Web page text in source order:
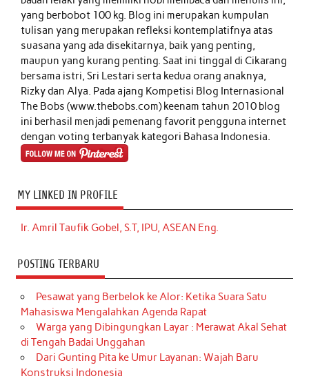
yang berbobot 100 kg. Blog ini merupakan kumpulan
tulisan yang merupakan refleksi kontemplatifnya atas
suasana yang ada disekitarnya, baik yang penting,
maupun yang kurang penting. Saat ini tinggal di Cikarang
bersama istri, Sri Lestari serta kedua orang anaknya,
Rizky dan Alya. Pada ajang Kompetisi Blog Internasional
The Bobs (www.thebobs.com) keenam tahun 2010 blog
ini berhasil menjadi pemenang favorit pengguna internet
dengan voting terbanyak kategori Bahasa Indonesia.
MY LINKED IN PROFILE
Ir. Amril Taufik Gobel, S.T, IPU, ASEAN Eng.
POSTING TERBARU
Pesawat yang Berbelok ke Alor: Ketika Suara Satu
Mahasiswa Mengalahkan Agenda Rapat
Warga yang Dibingungkan Layar : Merawat Akal Sehat
di Tengah Badai Unggahan
Dari Gunting Pita ke Umur Layanan: Wajah Baru
Konstruksi Indonesia